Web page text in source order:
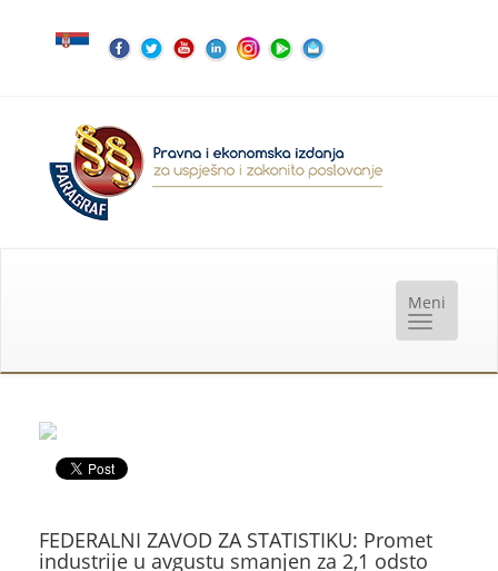
FEDERALNI ZAVOD ZA STATISTIKU: Promet
industrije u avgustu smanjen za 2,1 odsto